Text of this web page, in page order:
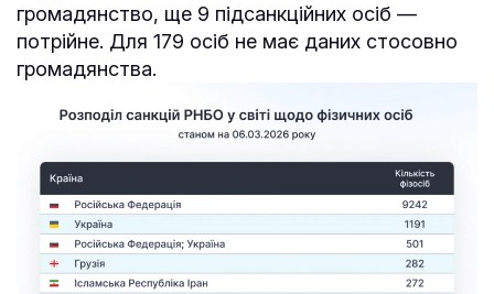
громадянство, ще 9 підсанкційних осіб —
потрійне. Для 179 осіб не має даних стосовно
громадянства.